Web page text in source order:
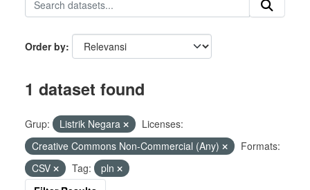
Order by
1 dataset found
Grup: Listrik Negara
Licenses:
Creative Commons Non-Commercial (Any)
Formats:
CSV
Tag:
pln